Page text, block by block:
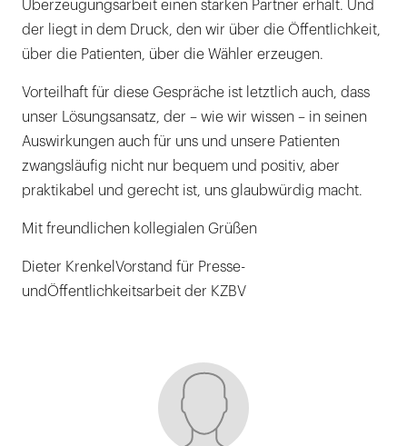
Überzeugungsarbeit einen starken Partner erhält. Und
der liegt in dem Druck, den wir über die Öffentlichkeit,
über die Patienten, über die Wähler erzeugen.
Vorteilhaft für diese Gespräche ist letztlich auch, dass
unser Lösungsansatz, der – wie wir wissen – in seinen
Auswirkungen auch für uns und unsere Patienten
zwangsläufig nicht nur bequem und positiv, aber
praktikabel und gerecht ist, uns glaubwürdig macht.
Mit freundlichen kollegialen Grüßen
Dieter KrenkelVorstand für Presse-
undÖffentlichkeitsarbeit der KZBV